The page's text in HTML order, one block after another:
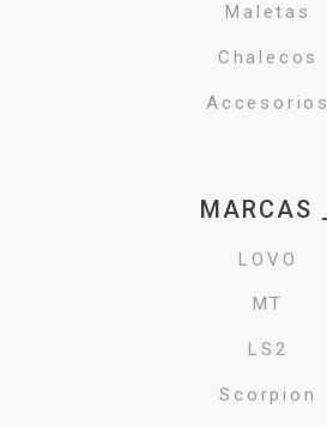
Maletas
Chalecos
Accesorios
MARCAS _
LOVO
MT
LS2
Scorpion